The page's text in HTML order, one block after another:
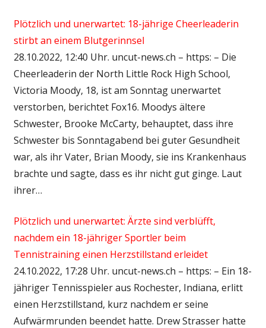
Plötzlich und unerwartet: 18-jährige Cheerleaderin
stirbt an einem Blutgerinnsel
28.10.2022, 12:40 Uhr. uncut-news.ch – https: – Die
Cheerleaderin der North Little Rock High School,
Victoria Moody, 18, ist am Sonntag unerwartet
verstorben, berichtet Fox16. Moodys ältere
Schwester, Brooke McCarty, behauptet, dass ihre
Schwester bis Sonntagabend bei guter Gesundheit
war, als ihr Vater, Brian Moody, sie ins Krankenhaus
brachte und sagte, dass es ihr nicht gut ginge. Laut
ihrer…
Plötzlich und unerwartet: Ärzte sind verblüfft,
nachdem ein 18-jähriger Sportler beim
Tennistraining einen Herzstillstand erleidet
24.10.2022, 17:28 Uhr. uncut-news.ch – https: – Ein 18-
jähriger Tennisspieler aus Rochester, Indiana, erlitt
einen Herzstillstand, kurz nachdem er seine
Aufwärmrunden beendet hatte. Drew Strasser hatte